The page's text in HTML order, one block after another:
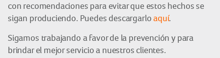
con recomendaciones para evitar que estos hechos se
sigan produciendo. Puedes descargarloaquí.
Sigamos trabajando a favor de la prevención y para
brindar el mejor servicio a nuestros clientes.